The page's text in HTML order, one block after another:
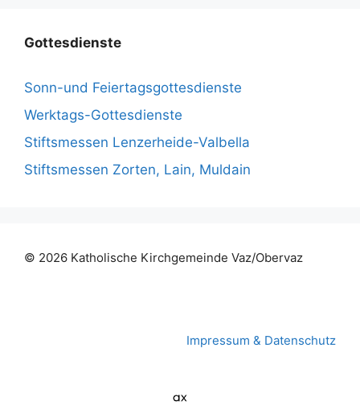
Gottesdienste
Sonn-und Feiertagsgottesdienste
Werktags-Gottesdienste
Stiftsmessen Lenzerheide-Valbella
Stiftsmessen Zorten, Lain, Muldain
© 2026 Katholische Kirchgemeinde Vaz/Obervaz
Impressum & Datenschutz